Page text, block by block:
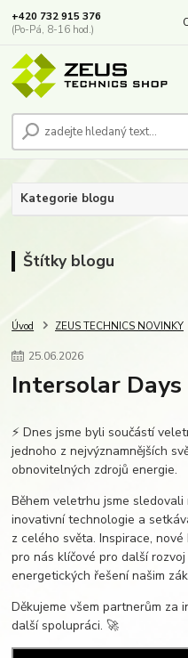
+420 732 915 376
(Po-Pá, 8-16 hod.)
Kategorie blogu
Štítky blogu
Úvod ZEUS TECHNICS NOVINKY
25.06.2026
Intersolar
⚡ Dnes jsme byli součástí
jednoho z nejvýznamnějších
obnovitelných zdrojů energie.
Během veletrhu jsme
inovativní technologie a
z celého světa. Inspirace,
pro nás klíčové pro další
energetických řešení našim
Děkujeme všem partnerům za
další spolupráci. 🚀